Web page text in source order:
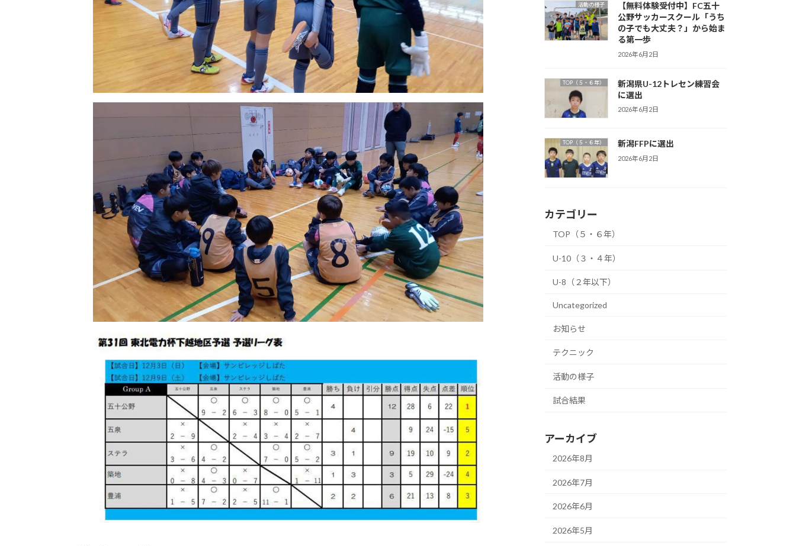
活動の様子
【無料体験受付中】FC五十
公野サッカースクール「うち
の子でも大丈夫？」から始ま
る第一歩
2026年6月2日
TOP（５・６年）
新潟県U-12トレセン練習会
に選出
2026年6月2日
TOP（５・６年） 新潟FFPに選出
2026年6月2日
カテゴリー
TOP（５・６年）
U-10（３・４年）
U-8（２年以下）
Uncategorized
お知らせ
テクニック
活動の様子
試合結果
アーカイブ
2026年8月
2026年7月
2026年6月
2026年5月